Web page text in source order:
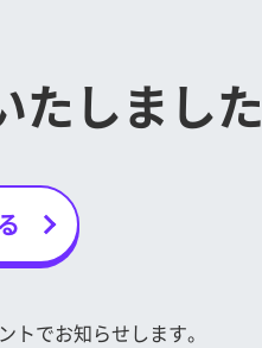
たしました
でお知らせします。